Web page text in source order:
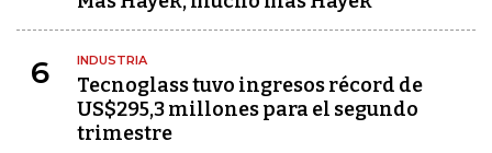
6 INDUSTRIA
Tecnoglass tuvo ingresos récord de
US$295,3 millones para el segundo
trimestre